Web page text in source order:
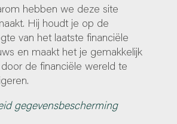
hebben we deze site
Hij houdt je op de
van het laatste financiële
en maakt het je gemakkelijk
de financiële wereld te
gegevensbescherming